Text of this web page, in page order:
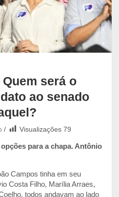
será o
ao senado
Visualizações 79
para a chapa. Antônio
Campos tinha em seu
Costa Filho, Marília Arraes,
todos andavam ao lado